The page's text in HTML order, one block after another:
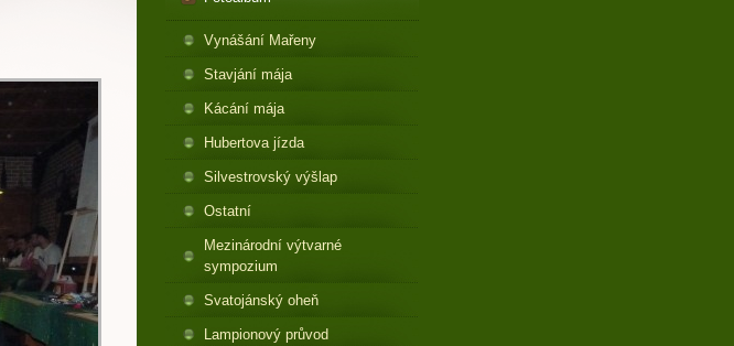
Vynášání Mařeny
Stavjání mája
Kácání mája
Hubertova jízda
Silvestrovský výšlap
Ostatní
Mezinárodní výtvarné
sympozium
Svatojánský oheň
Lampionový průvod